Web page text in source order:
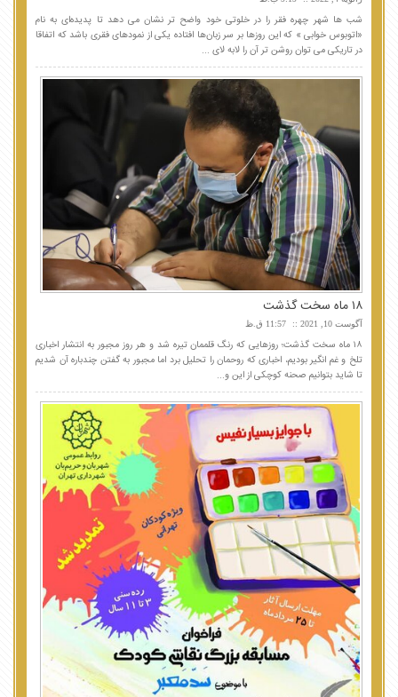
شب ها شهر چهره فقر را در خلوتی خود واضح تر نشان می دهد تا پدیده‌ای به نام
«اتوبوس خوابی » که این روزها بر سر زبان‌ها افتاده یکی از نمودهای فقری باشد که اتفاقا
در تاریکی می توان روشن تر آن را لابه لای ...
۱۸ ماه سخت گذشت
آگوست 10, 2021 11:57 ق.ظ
۱۸ ماه سخت گذشت؛ روزهایی که رنگ قلممان تیره شد و هر روز مجبور به انتشار اخباری
تلخ و غم انگیر بودیم، اخباری که روحمان را تحلیل برد اما مجبور به گفتن چندباره آن شدیم
تا شاید بتوانیم صحنه کوچکی از این و...